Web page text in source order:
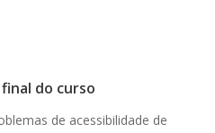
do curso
de acessibilidade de